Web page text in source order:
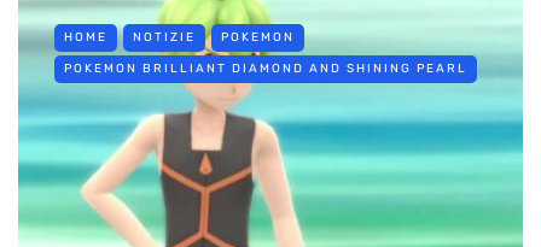
HOME NOTIZIE POKEMON
POKEMON BRILLIANT DIAMOND AND SHINING PEARL